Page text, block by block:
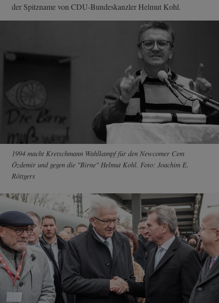
der Spitzname von CDU-Bundeskanzler Helmut Kohl.
1994 macht Kretschmann Wahlkampf für den Newcomer Cem
Özdemir und gegen die "Birne" Helmut Kohl. Foto: Joachim E.
Röttgers